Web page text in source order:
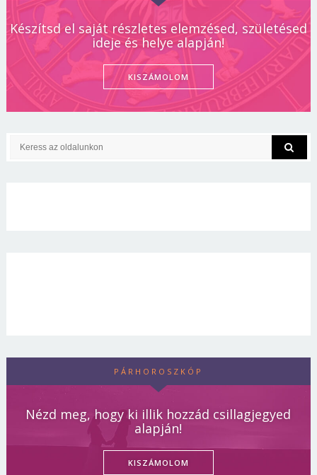
Készítsd el saját részletes elemzésed, születésed
ideje és helye alapján!
KISZÁMOLOM
PÁRHOROSZKÓP
Nézd meg, hogy ki illik hozzád csillagjegyed
alapján!
KISZÁMOLOM